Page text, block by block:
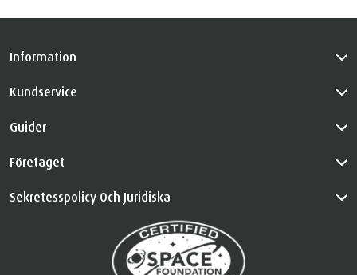
Information
Kundservice
Guider
Företaget
Sekretesspolicy Och Juridiska